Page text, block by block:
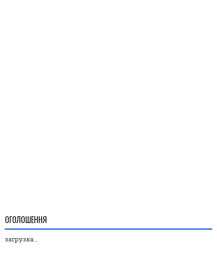
ОГОЛОШЕННЯ
загрузка...